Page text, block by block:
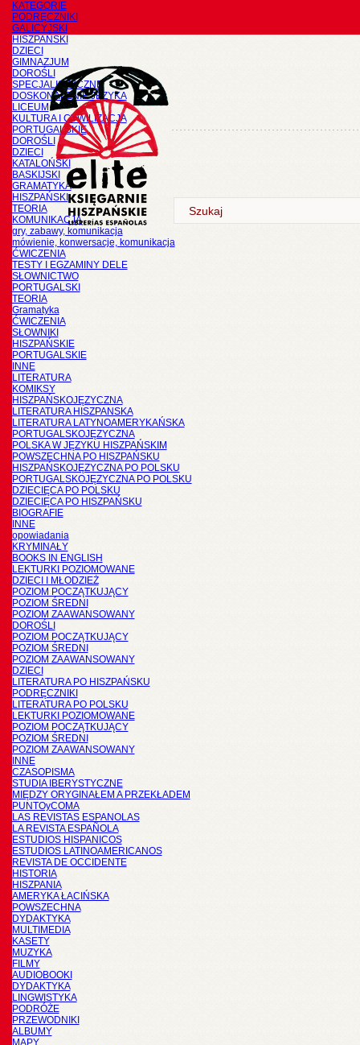
KATEGORIE
PODRĘCZNIKI
GALICYJSKI
HISZPAŃSKI
DZIECI
GIMNAZJUM
DOROŚLI
SPECJALISTYCZNE
DOSKONALENIE JĘZYKA
LICEUM
KULTURA I CYWILIZACJA
PORTUGALSKIE
DOROŚLI
DZIECI
KATALOŃSKI
BASKIJSKI
GRAMATYKA
HISZPAŃSKI
TEORIA
KOMUNIKACJA
gry, zabawy, komunikacja
mówienie, konwersacje, komunikacja
ĆWICZENIA
TESTY I EGZAMINY DELE
SŁOWNICTWO
PORTUGALSKI
TEORIA
Gramatyka
ĆWICZENIA
SŁOWNIKI
HISZPAŃSKIE
PORTUGALSKIE
INNE
LITERATURA
KOMIKSY
HISZPAŃSKOJĘZYCZNA
LITERATURA HISZPANSKA
LITERATURA LATYNOAMERYKAŃSKA
PORTUGALSKOJĘZYCZNA
POLSKA W JĘZYKU HISZPAŃSKIM
POWSZECHNA PO HISZPAŃSKU
HISZPAŃSKOJĘZYCZNA PO POLSKU
PORTUGALSKOJĘZYCZNA PO POLSKU
DZIECIĘCA PO POLSKU
DZIECIĘCA PO HISZPAŃSKU
BIOGRAFIE
INNE
opowiadania
KRYMINAŁY
BOOKS IN ENGLISH
LEKTURKI POZIOMOWANE
DZIECI I MŁODZIEŻ
POZIOM POCZĄTKUJĄCY
POZIOM ŚREDNI
POZIOM ZAAWANSOWANY
DOROŚLI
POZIOM POCZĄTKUJĄCY
POZIOM ŚREDNI
POZIOM ZAAWANSOWANY
DZIECI
LITERATURA PO HISZPAŃSKU
PODRĘCZNIKI
LITERATURA PO POLSKU
LEKTURKI POZIOMOWANE
POZIOM POCZĄTKUJĄCY
POZIOM ŚREDNI
POZIOM ZAAWANSOWANY
INNE
CZASOPISMA
STUDIA IBERYSTYCZNE
MIĘDZY ORYGINAŁEM A PRZEKŁADEM
PUNTOyCOMA
LAS REVISTAS ESPANOLAS
LA REVISTA ESPAÑOLA
ESTUDIOS HISPANICOS
ESTUDIOS LATINOAMERICANOS
REVISTA DE OCCIDENTE
HISTORIA
HISZPANIA
AMERYKA ŁACIŃSKA
POWSZECHNA
DYDAKTYKA
MULTIMEDIA
KASETY
MUZYKA
FILMY
AUDIOBOOKI
DYDAKTYKA
LINGWISTYKA
PODRÓŻE
PRZEWODNIKI
ALBUMY
MAPY